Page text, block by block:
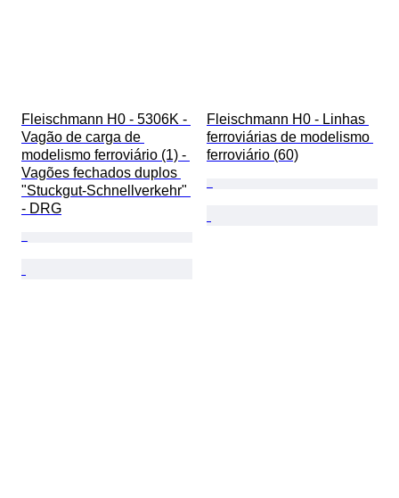
Fleischmann H0 - 5306K -
Vagão de carga de
modelismo ferroviário (1) -
Vagões fechados duplos
"Stuckgut-Schnellverkehr"
- DRG
Fleischmann H0 - Linhas
ferroviárias de modelismo
ferroviário (60)